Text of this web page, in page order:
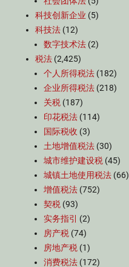
科技创新企业 (5)
科技法 (12)
数字技术法 (2)
税法 (2,425)
个人所得税法 (182)
企业所得税法 (218)
关税 (187)
印花税法 (114)
国际税收 (3)
土地增值税法 (30)
城市维护建设税 (45)
城镇土地使用税法 (66)
增值税法 (752)
契税 (93)
实务指引
(2)
房产税 (74)
房地产税 (1)
消费税法 (172)